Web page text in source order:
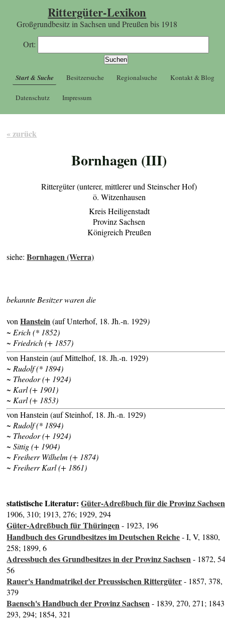
Rittergüter-Lexikon
Großgrundbesitz in Sachsen und Preußen bis 1918
Ort:
Start & Suche Besitzersuche Regionalsuche Kontakt & Blog
Datenschutz Impressum
« zurück
Bornhagen (III)
Rittergüter (unterer, mittlerer und Steinscher Hof)
ö. Witzenhausen
Kreis Heiligenstadt
Provinz Sachsen
Königreich Preußen
siehe:Bornhagen (Werra)
bekannte Besitzer waren die
vonHanstein(auf Unterhof, 18. Jh.-n. 1929)
~ Erich (* 1852)
~ Friedrich (+ 1857)
von Hanstein (auf Mittelhof, 18. Jh.-n. 1929)
~ Rudolf (* 1894)
~ Theodor (+ 1924)
~ Karl (+ 1901)
~ Karl (+ 1853)
von Hanstein (auf Steinhof, 18. Jh.-n. 1929)
~ Rudolf (* 1894)
~ Theodor (+ 1924)
~ Sittig (+ 1904)
~ Freiherr Wilhelm (+ 1874)
~ Freiherr Karl (+ 1861)
statistische Literatur:Güter-Adreßbuch für die Provinz Sachsen
1906, 310; 1913, 276; 1929, 294
Güter-Adreßbuch für Thüringen- 1923, 196
Handbuch des Grundbesitzes im Deutschen Reiche- I, V, 1880,
258; 1899, 6
Adressbuch des Grundbesitzes in der Provinz Sachsen- 1872,
56
Rauer's Handmatrikel der Preussischen Rittergüter- 1857, 378,
379
Baensch's Handbuch der Provinz Sachsen- 1839, 270, 271;
293, 294; 1854, 321